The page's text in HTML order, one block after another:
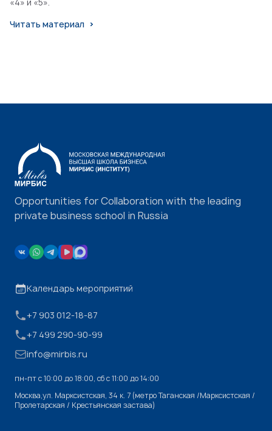
Читать материал
Opportunities for Collaboration with the leading
private business school in Russia
Календарь мероприятий
+7 903 012-18-87
+7 499 290-90-99
info@mirbis.ru
пн-пт с 10:00 до 18:00, cб с 11:00 до 14:00
Москва,ул. Марксистская, 34 к. 7 (метро Таганская /Марксистская /
Пролетарская / Крестьянская застава)